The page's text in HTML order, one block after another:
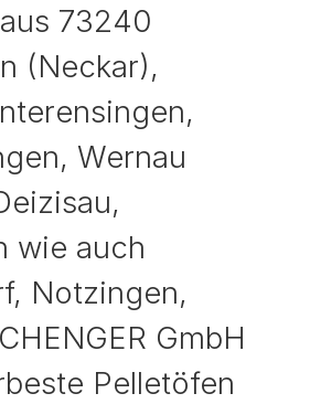
73240
(Neckar),
Wernau
wie auch
Notzingen,
GmbH
Pelletöfen